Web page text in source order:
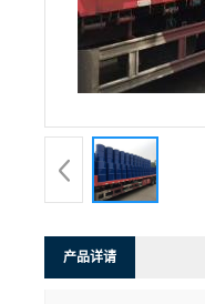
产品详请